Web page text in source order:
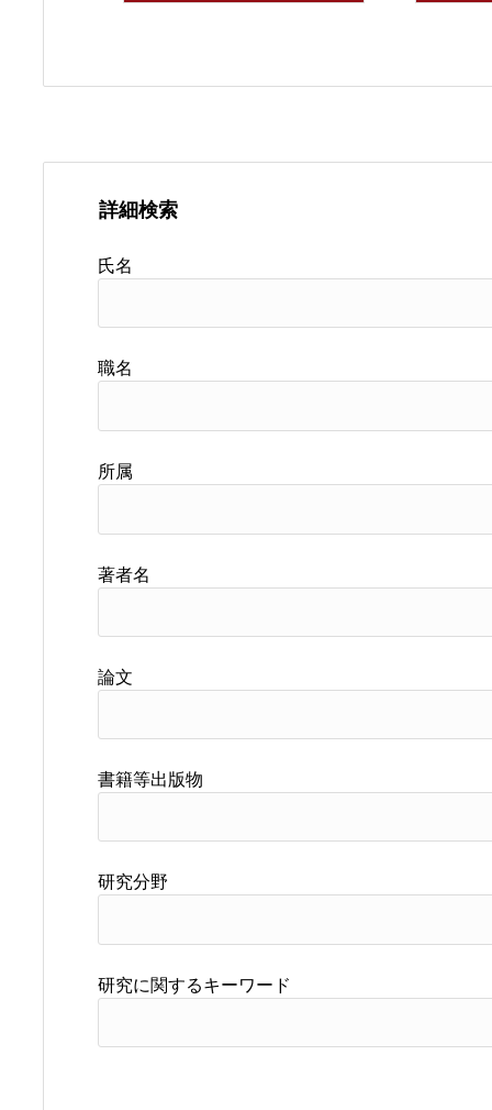
詳細検索
氏名
職名
所属
著者名
論文
書籍等出版物
研究分野
研究に関するキーワード